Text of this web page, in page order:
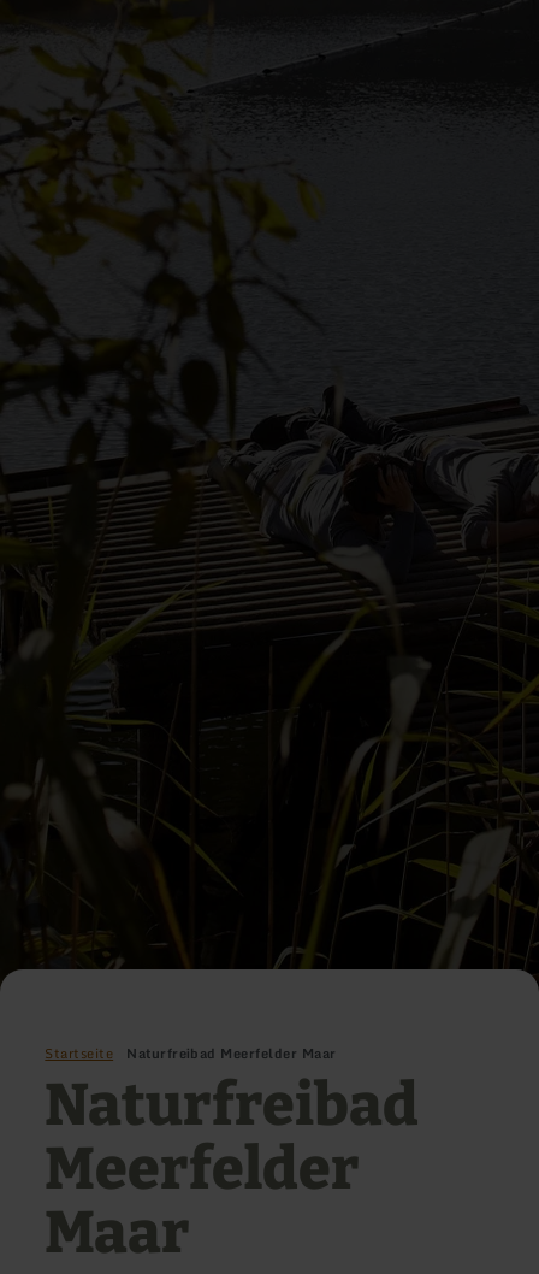
Startseite Naturfreibad Meerfelder Maar
Naturfreibad
Meerfelder
Maar